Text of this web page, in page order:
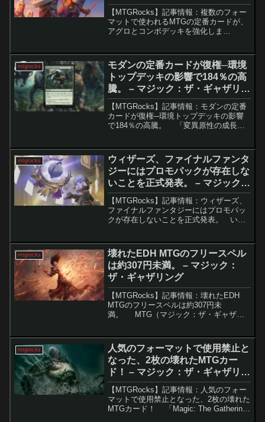
ジック：ザ・ギャザリング
【MTGRocks】記事情報：複数のフォー
マットで使われるMTGの定番カードが、
アグロとコンボデッキを強化しま
を引く強力カードだけでなく、効率性と
汎用性を武器に環...
mtgrocks
モダンの定番カードが復権─環境
トップデッキの影響で184％の高
騰。 – マジック：ザ・ギャザリン
グ
【MTGRocks】記事情報：モダンの定番
カードが復権─環境トップデッキの影響
で184％の高騰。 「変異原性の成長」
どとともに「感染」デッキを支えたこの
一枚が、現...
mtgrocks
ウィザーズ、ファイナルファンタ
ジーにはプロモパックが存在しな
いことを正式発表。 – マジック：
ザ・ギャザリング
【MTGRocks】記事情報：ウィザーズ、
ファイナルファンタジーにはプロモパッ
クが存在しないことを正式発表。 いよ
ットが今週末にプレリリースを迎え、多
くのプレイヤー...
mtgrocks
壊れたEDH MTGのフリースペル
は約307円未満。 – マジック：
ザ・ギャザリング
【MTGRocks】記事情報：壊れたEDH
MTGのフリースペルは約307円未
満。 MTG（マジック：ザ・ギャザリ
ドを手に入れる方法もあります。特に、
今回紹介す...
mtgrocks
人気のフォーマットで使用禁止と
なった、2枚の壊れたMTGカー
ド！ – マジック：ザ・ギャザリン
グ
【MTGRocks】記事情報：人気のフォー
マットで使用禁止となった、2枚の壊れた
MTGカード！ 「Magic: The Gathering